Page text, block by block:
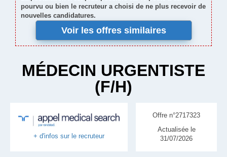
pourvu ou bien le recruteur a choisi de ne plus recevoir de
nouvelles candidatures.
Voir les offres similaires
MÉDECIN URGENTISTE
(F/H)
+ d'infos sur le recruteur
Offre n°2717323
Actualisée le
31/07/2026